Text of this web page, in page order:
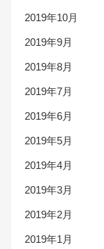
2019年10月
2019年9月
2019年8月
2019年7月
2019年6月
2019年5月
2019年4月
2019年3月
2019年2月
2019年1月